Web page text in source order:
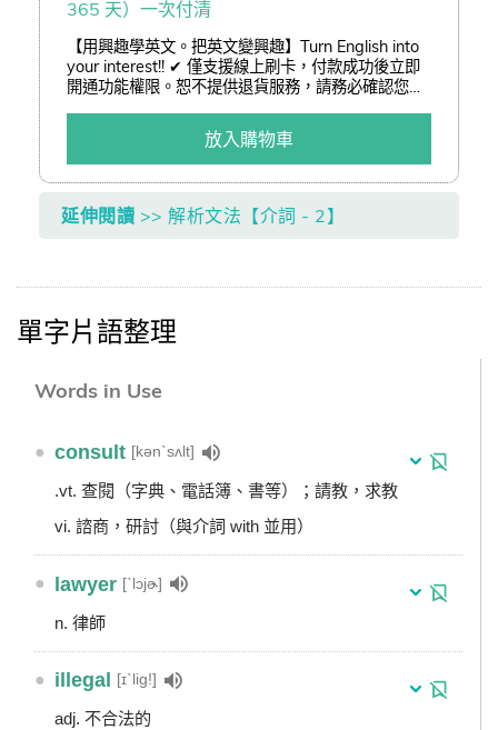
365 天）一次付清
【用興趣學英文。把英文變興趣】Turn English into
your interest!! ✔ 僅支援線上刷卡，付款成功後立即
開通功能權限。恕不提供退貨服務，請務必確認您已
(查詢)」或「折價券(查詢)」折抵二擇一。 ✔ 以低於
3 折加購嚴選好書。放入購物車
延伸閱讀 >> 解析文法【介詞 - 2】
單字片語整理
Words in Use
● consult [kənˋsʌlt]
.vt. 查閱（字典、電話簿、書等）；請教，求教
vi. 諮商，研討（與介詞 with 並用）
● lawyer [ˋlɔjɚ]
n. 律師
● illegal [ɪˋlig!]
adj. 不合法的